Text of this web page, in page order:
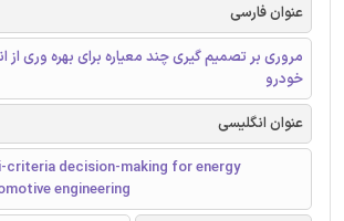
عنوان فارسی
مروری بر تصمیم گیری چند معیاره برای بهره وری از
خودرو
عنوان انگلیسی
criteria decision-making for energy
engineering